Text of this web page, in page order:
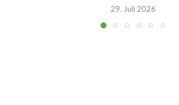
29. Juli 2026